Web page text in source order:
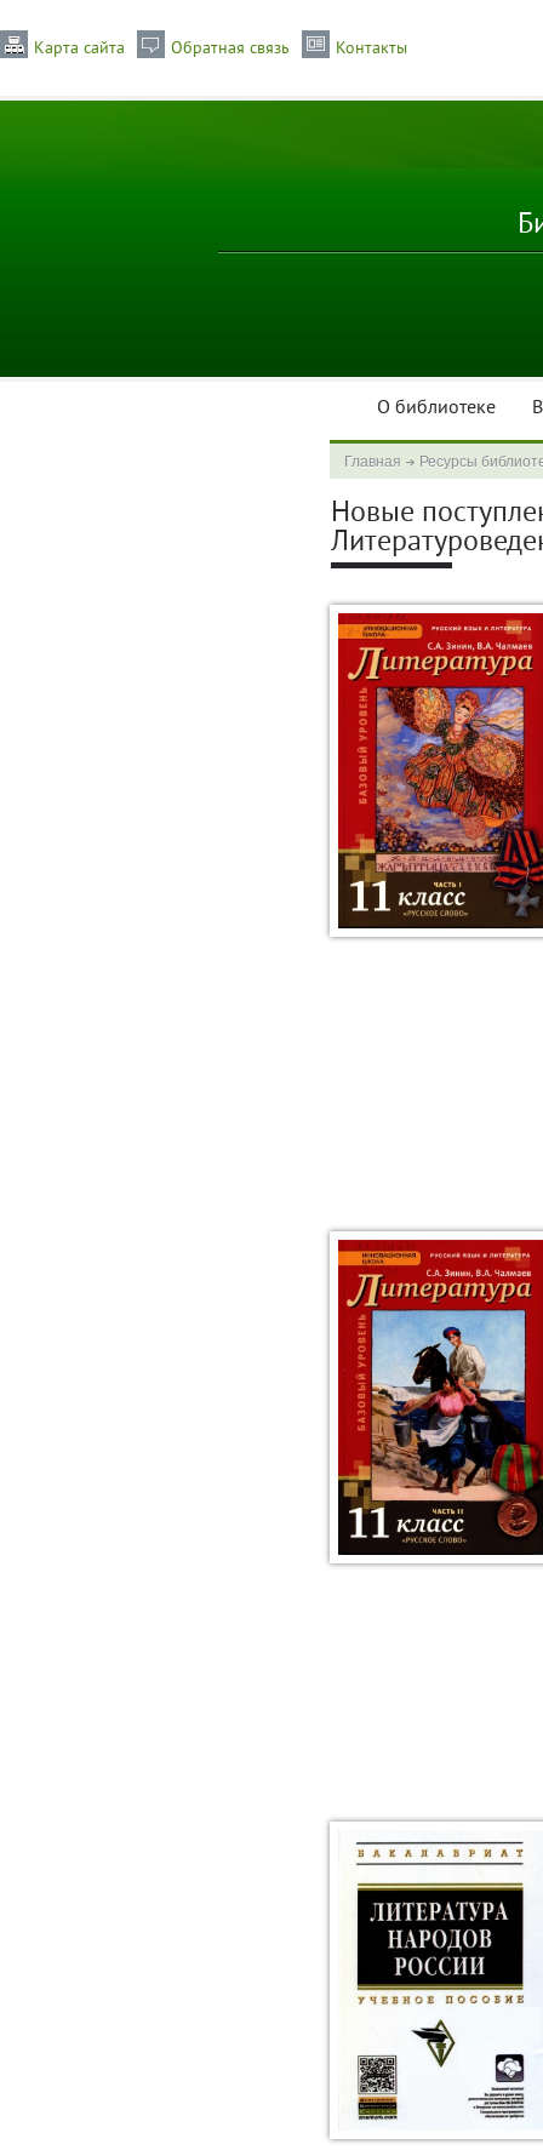
Карта сайта Обратная связь Контакты
О библиотеке
Главная Ресурсы
Новые